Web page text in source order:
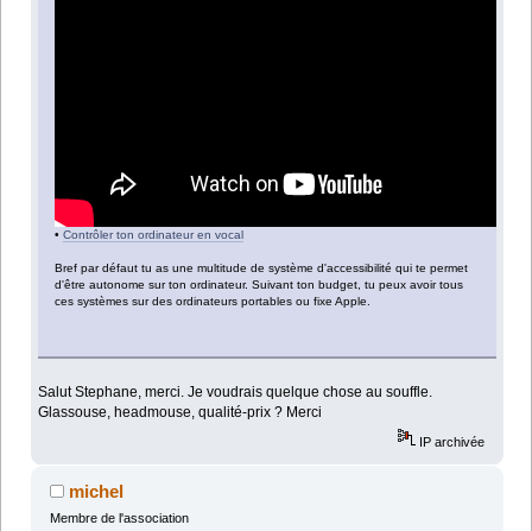
•Contrôler ton ordinateur en vocal
Bref par défaut tu as une multitude de système d'accessibilité qui te permet
d'être autonome sur ton ordinateur. Suivant ton budget, tu peux avoir tous
ces systèmes sur des ordinateurs portables ou fixe Apple.
Salut Stephane, merci. Je voudrais quelque chose au souffle.
Glassouse, headmouse, qualité-prix ? Merci
IP archivée
michel
Membre de l'association